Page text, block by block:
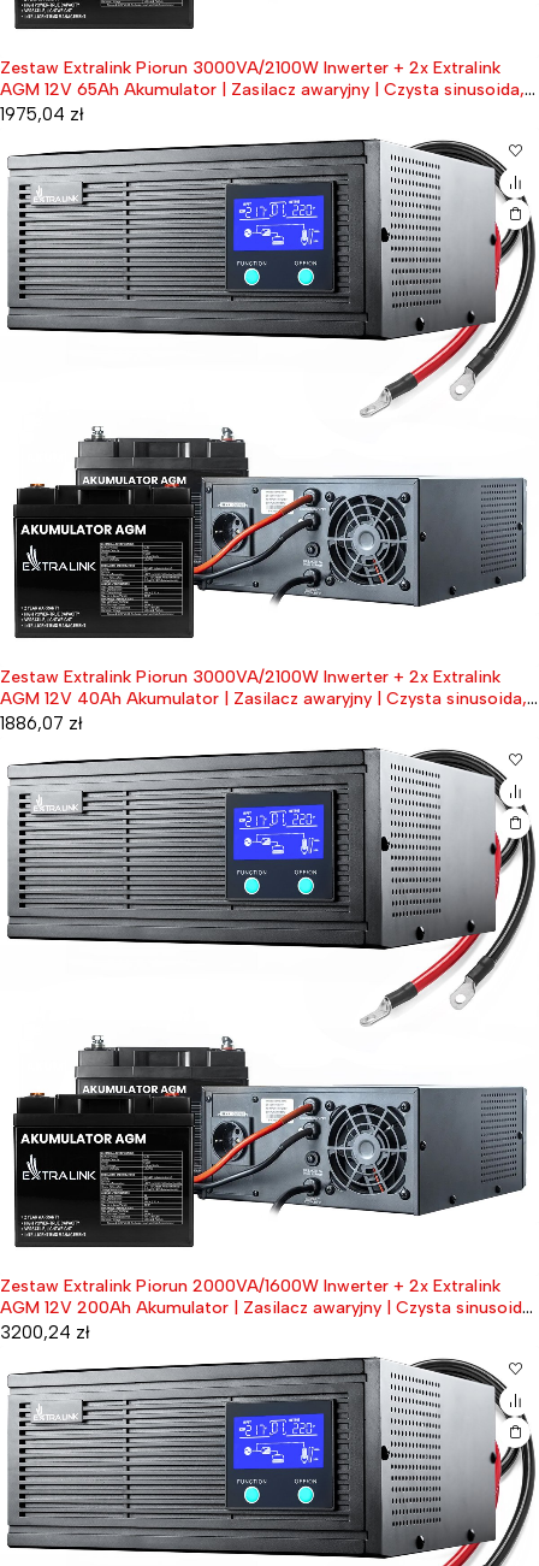
Zestaw Extralink Piorun 3000VA/2100W Inwerter + 2x Extralink
AGM 12V 65Ah Akumulator | Zasilacz awaryjny | Czysta sinusoida,
napięcie akumulatora 12VDC + bezobsługowy
1975,04 zł
Zestaw Extralink Piorun 3000VA/2100W Inwerter + 2x Extralink
AGM 12V 40Ah Akumulator | Zasilacz awaryjny | Czysta sinusoida,
napięcie akumulatora 12VDC + bezobsługowy
1886,07 zł
Zestaw Extralink Piorun 2000VA/1600W Inwerter + 2x Extralink
AGM 12V 200Ah Akumulator | Zasilacz awaryjny | Czysta sinusoida,
napięcie akumulatora 12VDC + bezobsługowy
3200,24 zł